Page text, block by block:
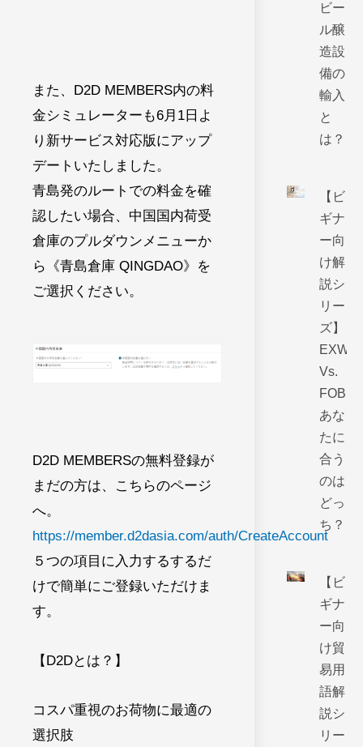
また、D2D MEMBERS内の料
金シミュレーターも6月1日よ
り新サービス対応版にアップ
デートいたしました。
青島発のルートでの料金を確
認したい場合、中国国内荷受
倉庫のプルダウンメニューか
ら《青島倉庫 QINGDAO》を
ご選択ください。
D2D MEMBERSの無料登録が
まだの方は、こちらのページ
へ。
https://member.d2dasia.com/auth/CreateAccount
５つの項目に入力するするだ
けで簡単にご登録いただけま
す。
【D2Dとは？】
コスパ重視のお荷物に最適の
選択肢
ビー
ル醸
造設
備の
輸入
と
は？
【ビ
ギナ
ー向
け解
説シ
リー
ズ】
EXW
Vs.
FOB
あな
たに
合う
のは
どっ
ち？
【ビ
ギナ
ー向
け貿
易用
語解
説シ
リー